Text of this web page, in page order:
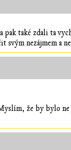
také zdali ta
nezájmem a
že by bylo ne